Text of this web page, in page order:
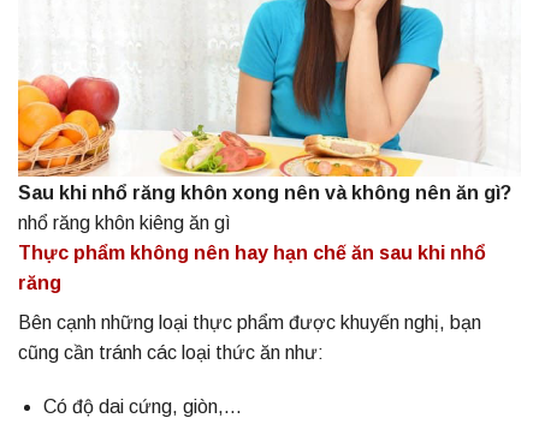
Sau khi nhổ răng khôn xong nên và không nên ăn gì?
nhổ răng khôn kiêng ăn gì
Thực phẩm không nên hay hạn chế ăn sau khi nhổ
răng
Bên cạnh những loại thực phẩm được khuyến nghị, bạn
cũng cần tránh các loại thức ăn như:
Có độ dai cứng, giòn,…